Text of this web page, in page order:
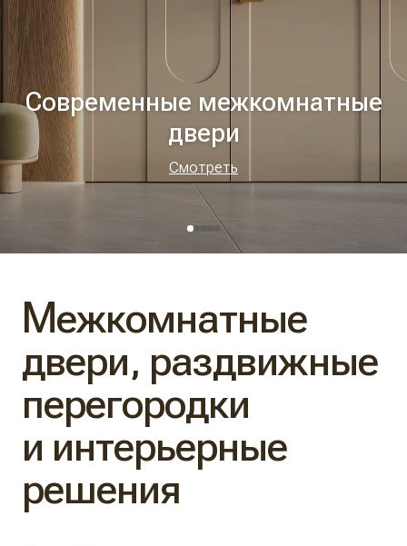
Современные межкомнатные
двери
Смотреть
Межкомнатные
двери, раздвижные
перегородки
и интерьерные
решения